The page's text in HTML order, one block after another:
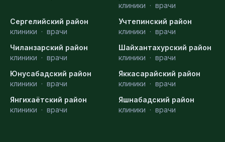
клиники · врачи
Сергелийский район
клиники · врачи
Учтепинский район
клиники · врачи
Чиланзарский район
клиники · врачи
Шайхантахурский район
клиники · врачи
Юнусабадский район
клиники · врачи
Яккасарайский район
клиники · врачи
Янгихаётский район
клиники · врачи
Яшнабадский район
клиники · врачи